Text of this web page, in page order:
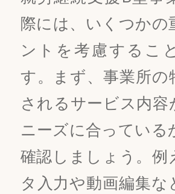
際には、いくつかの
ントを考慮するこ
す。まず、事業所の
されるサービス内容
ニーズに合っている
確認しましょう。例
タ入力や動画編集な